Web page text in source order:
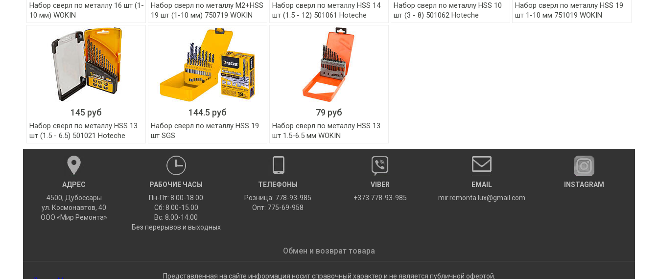
Набор сверл по металлу 16 шт (1-
10 мм) WOKIN
Набор сверл по металлу M2+HSS
19 шт (1-10 мм) 750719 WOKIN
Набор сверл по металлу HSS 14
шт (1.5 - 12) 501061 Hoteche
Набор сверл по металлу HSS 10
шт (3 - 8) 501062 Hoteche
Набор сверл по металлу HSS 19
шт 1-10 мм 751019 WOKIN
145 руб
Набор сверл по металлу HSS 13
шт (1.5 - 6.5) 501021 Hoteche
144.5 руб
Набор сверл по металлу HSS 19
шт SGS
79 руб
Набор сверл по металлу HSS 13
шт 1.5-6.5 мм WOKIN
АДРЕС
4500, Дубоссары
ул. Космонавтов, 40
ООО «Мир Ремонта»
РАБОЧИЕ ЧАСЫ
Пн-Пт: 8.00-18.00
Сб: 8.00-15.00
Вс: 8.00-14.00
Без перерывов и выходных
ТЕЛЕФОНЫ
Розница: 778-93-985
Опт: 775-69-958
VIBER
+373 778-93-985
EMAIL
mir.remonta.lux@gmail.com
INSTAGRAM
Обмен и возврат товара
Представленная на сайте информация носит справочный характер и не является публичной офертой.